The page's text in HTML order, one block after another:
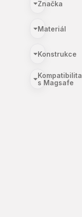
Značka
Materiál
Konstrukce
Kompatibilita
s Magsafe